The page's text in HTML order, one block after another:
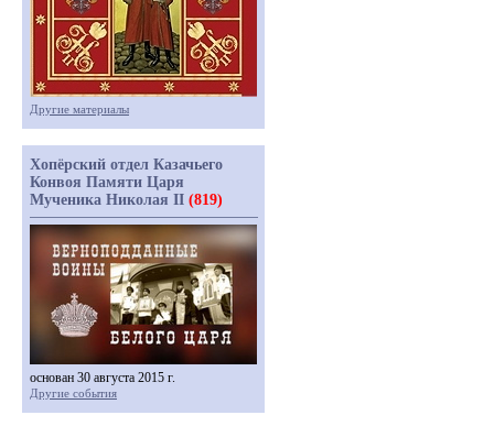
Другие материалы
Хопёрский отдел Казачьего
Конвоя Памяти Царя
Мученика Николая II (819)
основан 30 августа 2015 г.
Другие события